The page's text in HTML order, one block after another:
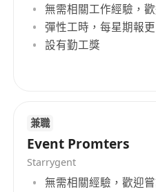
無需相關工作經驗，
彈性工時，每星期報
設有勤工獎
兼職
Event Promters
Starrygent
無需相關經驗，歡迎